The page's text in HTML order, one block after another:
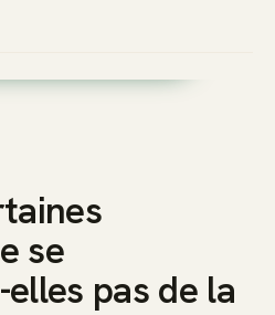
rendez-vous dès
se
pas de la